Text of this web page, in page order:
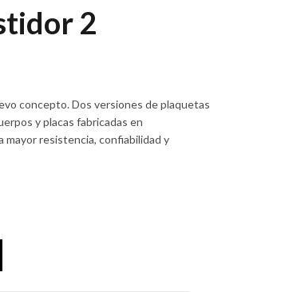
2
concepto. Dos versiones de plaquetas
y placas fabricadas en
mayor resistencia, confiabilidad y
2 módulos cantidad